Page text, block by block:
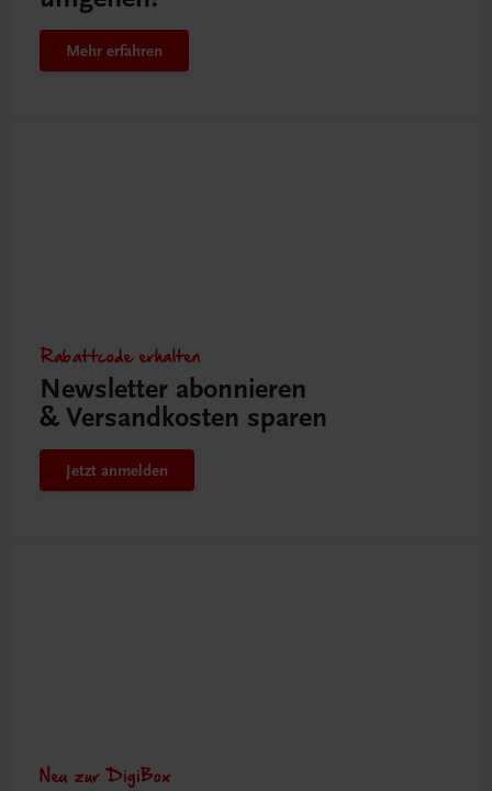
Mehr erfahren
Rabattcode erhalten
Newsletter abonnieren
& Versandkosten sparen
Jetzt anmelden
Neu zur DigiBox